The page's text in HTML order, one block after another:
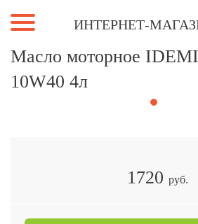
ИНТЕРНЕТ-
Масло моторное
10W40 4л
1720 руб.